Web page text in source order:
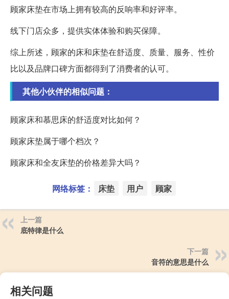
顾家床垫在市场上拥有较高的反响率和好评率。
线下门店众多，提供实体体验和购买保障。
综上所述，顾家的床和床垫在舒适度、质量、服务、性价
比以及品牌口碑方面都得到了消费者的认可。
其他小伙伴的相似问题：
顾家床和慕思床的舒适度对比如何？
顾家床垫属于哪个档次？
顾家床和全友床垫的价格差异大吗？
网络标签： 床垫 用户 顾家
上一篇
底特律是什么
下一篇
音符的意思是什么
相关问题